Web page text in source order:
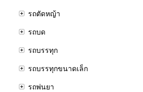
รถตัดหญ้า
รถบด
รถบรรทุก
รถบรรทุกขนาดเล็ก
รถพ่นยา